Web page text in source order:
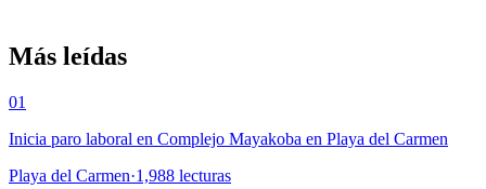
Más leídas
01
Inicia paro laboral en Complejo Mayakoba en Playa del Carmen
Playa del Carmen·1,988 lecturas